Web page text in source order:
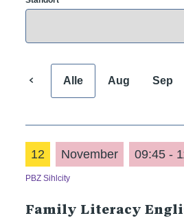
Alle Aug Sep
12 November 09:45 -
PBZ Sihlcity
Family Literacy